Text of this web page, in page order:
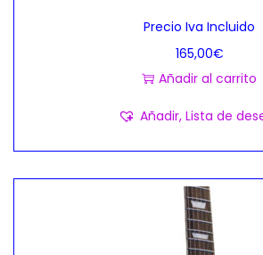
Precio Iva Incluido
165,00€
Añadir al carrito
Añadir, Lista de